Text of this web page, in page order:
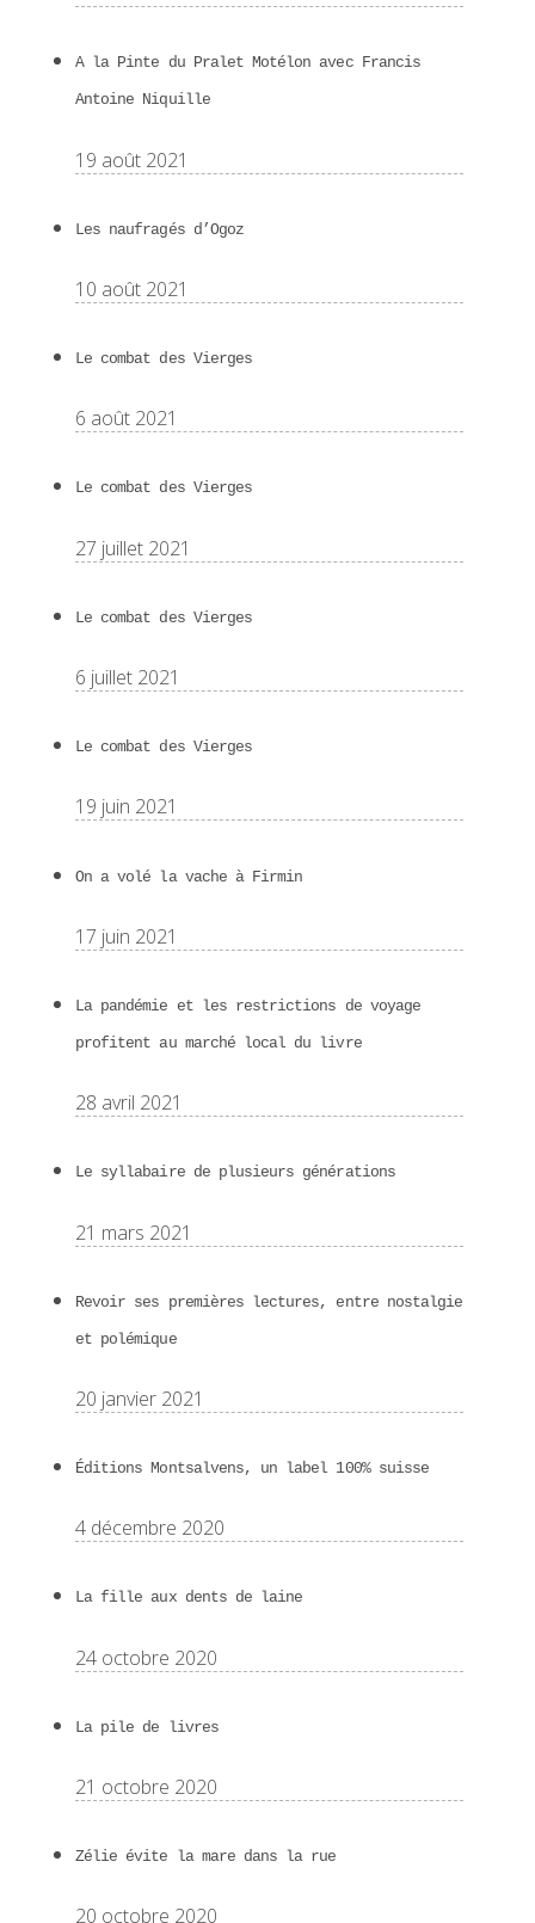
A la Pinte du Pralet Motélon avec Francis
Antoine Niquille
19 août 2021
Les naufragés d’Ogoz
10 août 2021
Le combat des Vierges
6 août 2021
Le combat des Vierges
27 juillet 2021
Le combat des Vierges
6 juillet 2021
Le combat des Vierges
19 juin 2021
On a volé la vache à Firmin
17 juin 2021
La pandémie et les restrictions de voyage
profitent au marché local du livre
28 avril 2021
Le syllabaire de plusieurs générations
21 mars 2021
Revoir ses premières lectures, entre nostalgie
et polémique
20 janvier 2021
Éditions Montsalvens, un label 100% suisse
4 décembre 2020
La fille aux dents de laine
24 octobre 2020
La pile de livres
21 octobre 2020
Zélie évite la mare dans la rue
20 octobre 2020